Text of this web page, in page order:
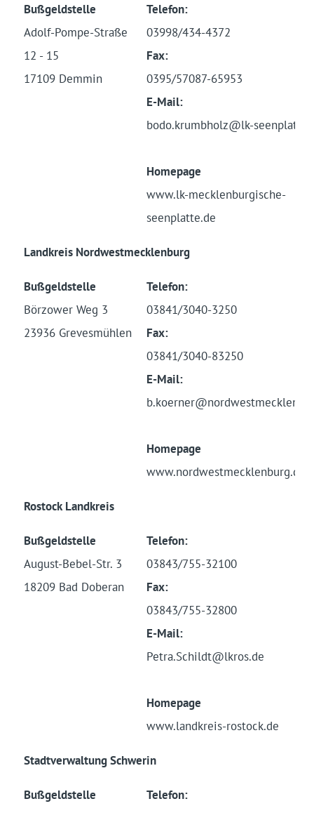
Bußgeldstelle
Adolf-Pompe-Straße
12 - 15
17109 Demmin
Telefon:
03998/434-4372
Fax:
0395/57087-65953
E-Mail:
bodo.krumbholz@lk-
Homepage
www.lk-mecklenburgische-
seenplatte.de
Landkreis Nordwestmecklenburg
Bußgeldstelle
Börzower Weg 3
23936 Grevesmühlen
Telefon:
03841/3040-3250
Fax:
03841/3040-83250
E-Mail:
Homepage
www.nordwestmecklenburg.de
Rostock Landkreis
Bußgeldstelle
August-Bebel-Str. 3
18209 Bad Doberan
Telefon:
03843/755-32100
Fax:
03843/755-32800
E-Mail:
Petra.Schildt@lkros.de
Homepage
www.landkreis-rostock.de
Stadtverwaltung Schwerin
Bußgeldstelle
Telefon: